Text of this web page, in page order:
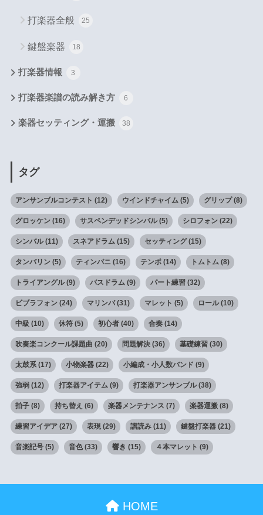
打楽器全般 25
鍵盤楽器 18
打楽器情報 3
打楽器楽譜の読み解き方 6
楽器セッティング・運搬 38
タグ
アンサンブルコンテスト (12) ウインドチャイム(5) グリップ(8)
グロッケン(16) サスペンデッドシンバル(5) シロフォン(22)
シンバル(11) スネアドラム(15) セッティング(15)
タンバリン(5) ティンパニ(16) テンポ(14) トムトム(8)
トライアングル(9) バスドラム(9) パート練習(32)
ビブラフォン(24) マリンバ(31) マレット (5) ロール(10)
中級 (10) 休符(5) 初心者(40) 合奏(14)
吹奏楽コンクール課題曲 (20) 問題解決(36) 基礎練習(30)
太鼓系(17) 小物楽器(22) 小編成・小人数バンド (9)
強弱(12) 打楽器アイテム(9) 打楽器アンサンブル(38)
拍子(8) 持ち替え (6) 楽器メンテナンス (7) 楽器運搬(8)
練習アイデア(27) 表現(29) 譜読み(11) 鍵盤打楽器(21)
音楽記号(5) 音色(33) 響き (15) ４本マレット (9)
HOME